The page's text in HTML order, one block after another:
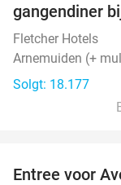
gangendiner
Fletcher Hotels
Arnemuiden (+
Solgt: 18.177
Entree voor